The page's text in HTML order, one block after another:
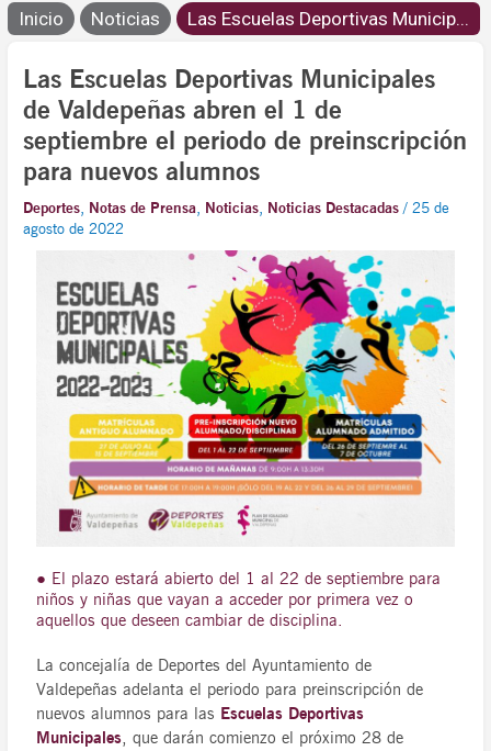
Inicio Noticias Las Escuelas Deportivas Municip...
Las Escuelas Deportivas Municipales
de Valdepeñas abren el 1 de
septiembre el periodo de preinscripción
para nuevos alumnos
Deportes, Notas de Prensa, Noticias, Noticias Destacadas /25 de
agosto de 2022
● El plazo estará abierto del 1 al 22 de septiembre para
niños y niñas que vayan a acceder por primera vez o
aquellos que deseen cambiar de disciplina.
La concejalía de Deportes del Ayuntamiento de
Valdepeñas adelanta el periodo para preinscripción de
nuevos alumnos para las Escuelas Deportivas
Municipales, que darán comienzo el próximo 28 de